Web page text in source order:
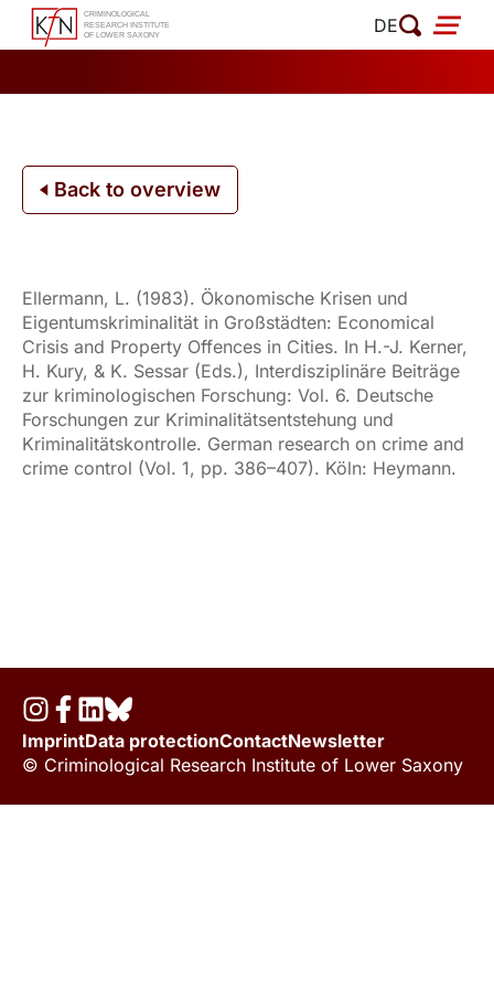
Skip
DE
Back to overview
Ellermann, L. (1983). Ökonomische Krisen und
Eigentumskriminalität in Großstädten: Economical
Crisis and Property Offences in Cities. In H.-J. Kerner,
H. Kury, & K. Sessar (Eds.), Interdisziplinäre Beiträge
zur kriminologischen Forschung: Vol. 6. Deutsche
Forschungen zur Kriminalitätsentstehung und
Kriminalitätskontrolle. German research on crime and
crime control (Vol. 1, pp. 386–407). Köln: Heymann.
ImprintData protectionContactNewsletter
© Criminological Research Institute of Lower Saxony